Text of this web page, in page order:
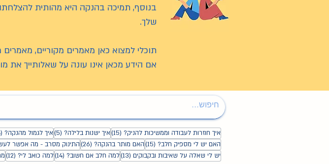
בנוסף, תמיכה בהנקה היא מהותית
שלך.
תוכלי למצוא כאן מאמרים מקוריים,
אם הידע מכאן אינו עונה על שאלותייך את
איך חוזרות לעבודה וממשיכות להניק? (15) 15 פוסטים
איך ישנות בלילה? (5) 5 פוסטיםאיך לגמול מהנקה? (4)
האם יש לי מספיק חלב? (15) 15 פוסטים
האם מותר בהנקה? (26) 26 פוסטים
התינוק מסרב - מה אפשר
יש לי שאלה על שאיבות ובקבוקים (13) 13 פוסטים
למה חלב אם חשוב? (14) 14 פוסטים
למה כואב לי? (12) 12 פוסטים